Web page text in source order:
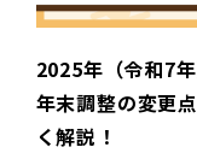
2025年（令和7年
年末調整の変更
く解説！